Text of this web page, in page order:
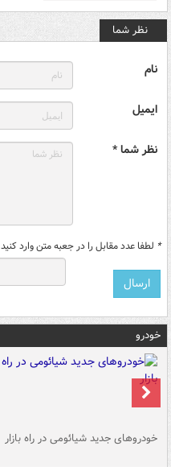
نظر شما
نام
ایمیل
نظر شما *
* لطفا عدد مقابل را در جعبه متن وارد کنید
خودرو
خودروهای جدید شیائومی در راه بازار